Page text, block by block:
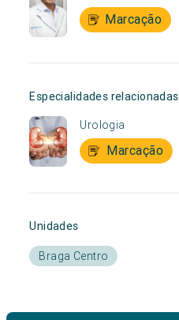
Marcação
Especialidades relacionadas
Urologia
Marcação
Unidades
Braga Centro